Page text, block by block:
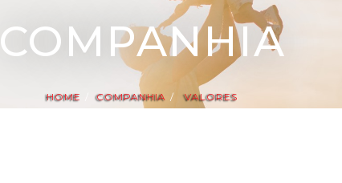
COMPANHIA
HOME COMPANHIA VALORES